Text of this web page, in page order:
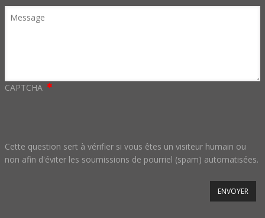
Message
CAPTCHA
Cette question sert à vérifier si vous êtes un visiteur humain ou
non afin d'éviter les soumissions de pourriel (spam) automatisées.